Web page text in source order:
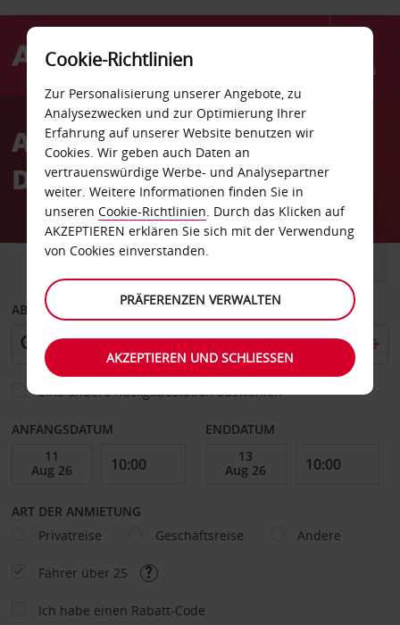
Menü
AvisAutovermietung Palm
Desert
ABHOLEN VON
Eine andere Rückgabestation auswählen
ANFANGSDATUM ENDDATUM
ART DER ANMIETUNG
Privatreise
Geschäftsreise Andere
Fahrer über 25
Ich habe einen Rabatt-Code
Cookie-Richtlinien
Zur Personalisierung unserer Angebote, zu
Analysezwecken und zur Optimierung Ihrer
Erfahrung auf unserer Website benutzen wir
Cookies. Wir geben auch Daten an
vertrauenswürdige Werbe- und Analysepartner
weiter. Weitere Informationen finden Sie in
unseren Cookie-Richtlinien. Durch das Klicken auf
AKZEPTIEREN erklären Sie sich mit der Verwendung
von Cookies einverstanden.
PRÄFERENZEN VERWALTEN
AKZEPTIEREN UND SCHLIESSEN